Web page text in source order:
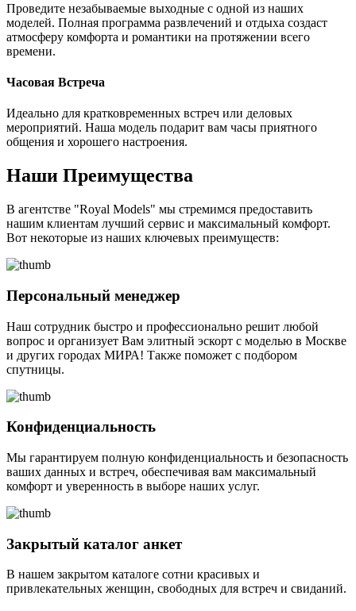
Проведите незабываемые выходные с одной из наших
моделей. Полная программа развлечений и отдыха создаст
атмосферу комфорта и романтики на протяжении всего
времени.
Часовая Встреча
Идеально для кратковременных встреч или деловых
мероприятий. Наша модель подарит вам часы приятного
общения и хорошего настроения.
Наши Преимущества
В агентстве "Royal Models" мы стремимся предоставить
нашим клиентам лучший сервис и максимальный комфорт.
Вот некоторые из наших ключевых преимуществ:
Персональный менеджер
Наш сотрудник быстро и профессионально решит любой
вопрос и организует Вам элитный эскорт с моделью в Москве
и других городах МИРА! Также поможет с подбором
спутницы.
Конфиденциальность
Мы гарантируем полную конфиденциальность и безопасность
ваших данных и встреч, обеспечивая вам максимальный
комфорт и уверенность в выборе наших услуг.
Закрытый каталог анкет
В нашем закрытом каталоге сотни красивых и
привлекательных женщин, свободных для встреч и свиданий.